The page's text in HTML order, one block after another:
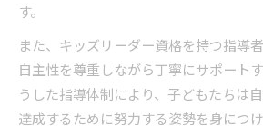
す。
また、キッズリーダー資格を持つ指導
自主性を尊重しながら丁寧にサポート
うした指導体制により、子どもたちは
達成するために努力する姿勢を身につけ